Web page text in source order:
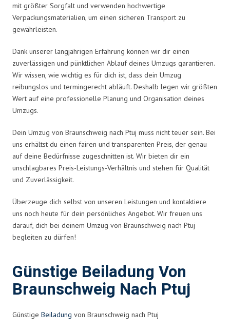
mit größter Sorgfalt und verwenden hochwertige
Verpackungsmaterialien, um einen sicheren Transport zu
gewährleisten.
Dank unserer langjährigen Erfahrung können wir dir einen
zuverlässigen und pünktlichen Ablauf deines Umzugs garantieren.
Wir wissen, wie wichtig es für dich ist, dass dein Umzug
reibungslos und termingerecht abläuft. Deshalb legen wir größten
Wert auf eine professionelle Planung und Organisation deines
Umzugs.
Dein Umzug von Braunschweig nach Ptuj muss nicht teuer sein. Bei
uns erhältst du einen fairen und transparenten Preis, der genau
auf deine Bedürfnisse zugeschnitten ist. Wir bieten dir ein
unschlagbares Preis-Leistungs-Verhältnis und stehen für Qualität
und Zuverlässigkeit.
Überzeuge dich selbst von unseren Leistungen und kontaktiere
uns noch heute für dein persönliches Angebot. Wir freuen uns
darauf, dich bei deinem Umzug von Braunschweig nach Ptuj
begleiten zu dürfen!
Günstige Beiladung Von
Braunschweig Nach Ptuj
Günstige Beiladung von Braunschweig nach Ptuj